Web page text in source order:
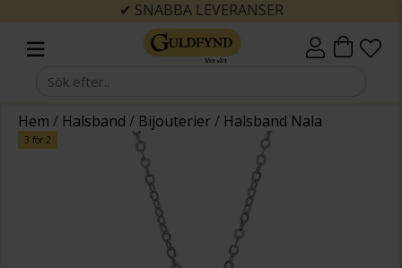
✔ SNABBA LEVERANSER
Hem / Halsband / Bijouterier/ Halsband Nala
3 för 2